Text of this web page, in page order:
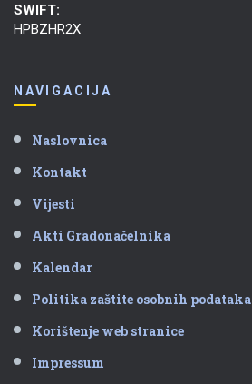
SWIFT:
HPBZHR2X
NAVIGACIJA
Naslovnica
Kontakt
Vijesti
Akti Gradonačelnika
Kalendar
Politika zaštite osobnih podataka
Korištenje web stranice
Impressum